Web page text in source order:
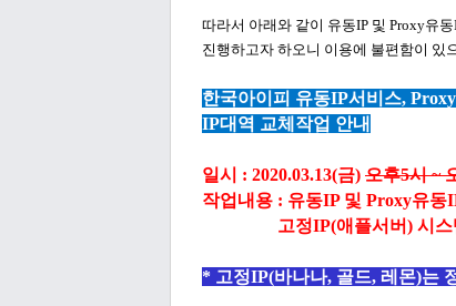
따라서 아래와 같이 유동IP 및 Proxy유동
진행하고자 하오니 이용에 불편함이 있
한국아이피 유동IP서비스, Proxy
IP대역 교체작업 안내
일시 : 2020.03.13(금) 오후5시~
작업내용 : 유동IP 및 Proxy유동
고정IP(애플서버) 시스
* 고정IP(바나나, 골드, 레몬)는